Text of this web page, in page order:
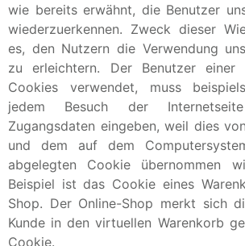
wie bereits erwähnt, die Benutzer
wiederzuerkennen. Zweck dieser
es, den Nutzern die Verwendung
zu erleichtern. Der Benutzer einer
Cookies verwendet, muss
jedem Besuch der
Zugangsdaten eingeben, weil dies
und dem auf dem
abgelegten Cookie übernommen
Beispiel ist das Cookie eines
Shop. Der Online-Shop merkt sich
Kunde in den virtuellen Warenkorb
Cookie.